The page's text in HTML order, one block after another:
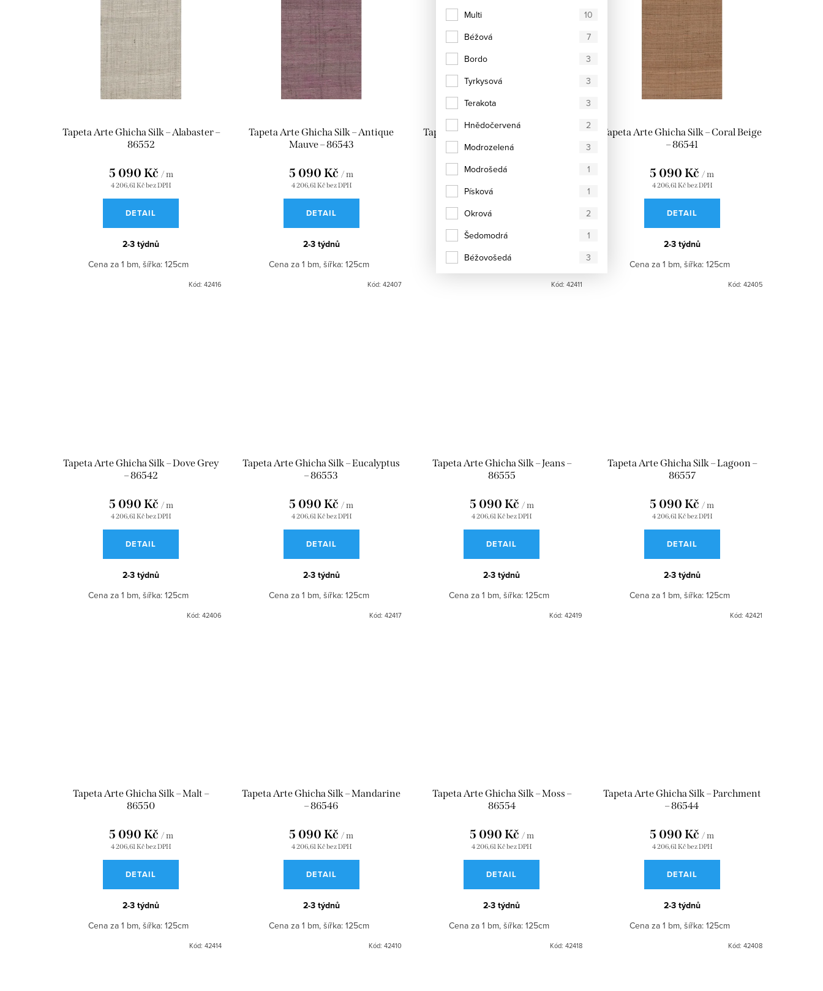
Multi
10
Béžová
7
Bordo
3
Tyrkysová
3
Terakota
3
Hnědočervená
2
Modrozelená
3
Modrošedá
1
Písková
1
Okrová
2
Šedomodrá
1
Béžovošedá
3
Tapeta Arte Ghicha Silk – Alabaster –
86552
4 206,61 Kč bez DPH
5 090 Kč / m
DETAIL
2-3 týdnů
Cena za 1 bm, šířka: 125cm
Kód: 42416
Tapeta Arte Ghicha Silk – Antique
Mauve – 86543
4 206,61 Kč bez DPH
5 090 Kč/ m
DETAIL
2-3 týdnů
Cena za 1 bm, šířka: 125cm
Kód: 42407
Tapeta Arte Ghicha Silk – Cinnamon
– 86547
5 090 Kč
DETAIL
Cena za 1 bm, šířka: 125cm
Kód: 42411
Tapeta Arte Ghicha Silk – Coral Beige
– 86541
4 206,61 Kč bez DPH
5 090 Kč/ m
DETAIL
2-3 týdnů
Cena za 1 bm, šířka: 125cm
Kód: 42405
Tapeta Arte Ghicha Silk – Dove Grey
– 86542
4 206,61 Kč bez DPH
5 090 Kč / m
DETAIL
2-3 týdnů
Cena za 1 bm, šířka: 125cm
Kód: 42406
Tapeta Arte Ghicha Silk – Eucalyptus
– 86553
4 206,61 Kč bez DPH
5 090 Kč / m
DETAIL
2-3 týdnů
Cena za 1 bm, šířka: 125cm
Kód: 42417
Tapeta Arte Ghicha Silk – Jeans –
86555
4 206,61 Kč bez DPH
5 090 Kč / m
DETAIL
2-3 týdnů
Cena za 1 bm, šířka: 125cm
Kód: 42419
Tapeta Arte Ghicha Silk – Lagoon –
86557
4 206,61 Kč bez DPH
5 090 Kč / m
DETAIL
2-3 týdnů
Cena za 1 bm, šířka: 125cm
Kód: 42421
Tapeta Arte Ghicha Silk – Malt –
86550
4 206,61 Kč bez DPH
5 090 Kč / m
DETAIL
2-3 týdnů
Cena za 1 bm, šířka: 125cm
Kód: 42414
Tapeta Arte Ghicha Silk – Mandarine
– 86546
4 206,61 Kč bez DPH
5 090 Kč/ m
DETAIL
2-3 týdnů
Cena za 1 bm, šířka: 125cm
Kód: 42410
Tapeta Arte Ghicha Silk – Moss –
86554
4 206,61 Kč bez DPH
5 090 Kč / m
DETAIL
2-3 týdnů
Cena za 1 bm, šířka: 125cm
Kód: 42418
Tapeta Arte Ghicha Silk – Parchment
– 86544
4 206,61 Kč bez DPH
5 090 Kč/ m
DETAIL
2-3 týdnů
Cena za 1 bm, šířka: 125cm
Kód: 42408